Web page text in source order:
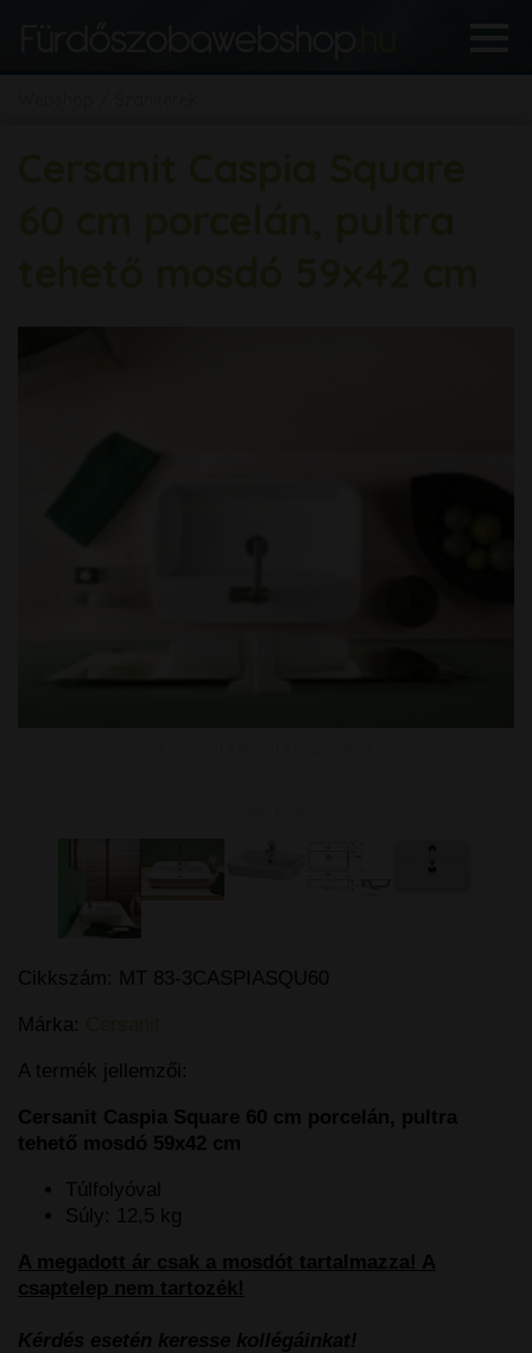
Cikkszám: MT 83-3CASPIASQU60
Márka:
A termék jellemzői:
Cersanit Caspia Square 60 cm porcelán, pultra
tehető mosdó 59x42 cm
Túlfolyóval
Súly: 12,5 kg
A megadott ár csak a mosdót tartalmazza! A
csaptelep nem tartozék!
Kérdés esetén keresse kollégáinkat!